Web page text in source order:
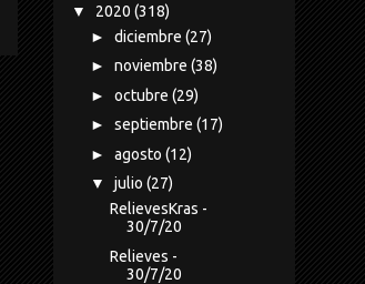
▼ 2020 (318)
► diciembre (27)
► noviembre (38)
► octubre (29)
► septiembre (17)
► agosto (12)
▼ julio (27)
RelievesKras -
30/7/20
Relieves -
30/7/20